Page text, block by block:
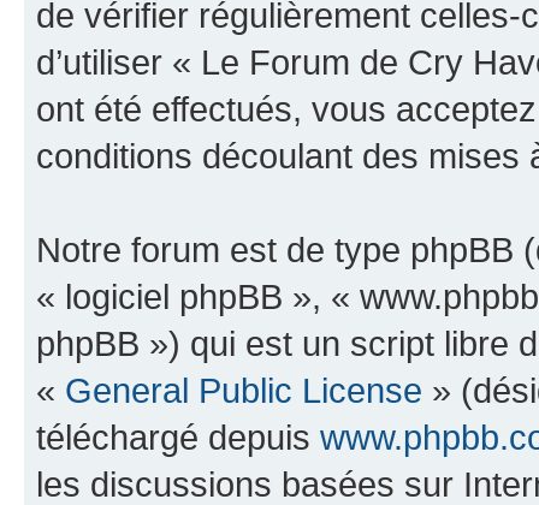
de vérifier régulièrement
d’utiliser « Le Forum de Cry
ont été effectués, vous
conditions découlant des mises
Notre forum est de type phpBB
« logiciel phpBB », «
phpBB ») qui est un script libre
« General Public License »
téléchargé depuis
les discussions basées sur